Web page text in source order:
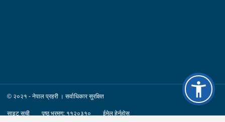
© २०२१ - नेपाल प्रहरी । सर्वाधिकार सुरक्षित
साइट सूची पृष्ठ भ्रमण: ११२०३१० ईमेल हेर्नुहोस्